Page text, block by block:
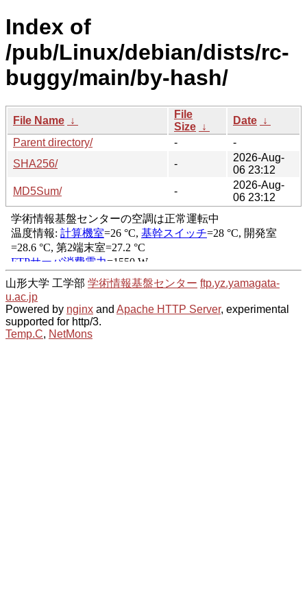
Index of
/pub/Linux/debian/dists/rc-
buggy/main/by-hash/
File Name ↓
File
Size ↓
Date ↓
Parent directory/
-
-
SHA256/
-
2026-Aug-
06 23:12
MD5Sum/
-
2026-Aug-
06 23:12
山形大学 工学部 学術情報基盤センター ftp.yz.yamagata-
u.ac.jp
Powered by nginx and Apache HTTP Server, experimental
supported for http/3.
Temp.C, NetMons